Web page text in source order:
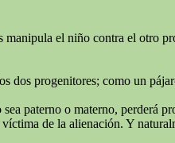
manipula el niño contra el otro
dos progenitores; como un
paterno o materno, perderá
de la alienación. Y